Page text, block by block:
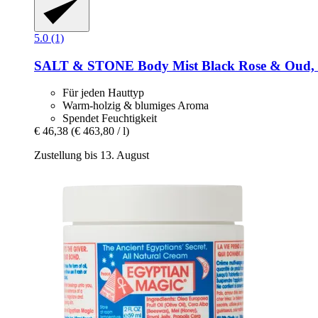
5.0 (1)
SALT & STONE Body Mist Black Rose & Oud,
Für jeden Hauttyp
Warm-holzig & blumiges Aroma
Spendet Feuchtigkeit
€ 46,38 (€ 463,80 / l)
Zustellung bis 13. August